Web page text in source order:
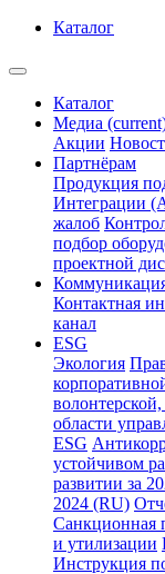
Каталог
Каталог
Медиа
Акции
Партнёрам
Продукция
Интеграции
жалоб
подбор
проектной
Контактная
канал
ESG
Экология
области
ESG
устойчивом
развитии за
2024 (RU)
Санкционная
и утилизации
Инструкция